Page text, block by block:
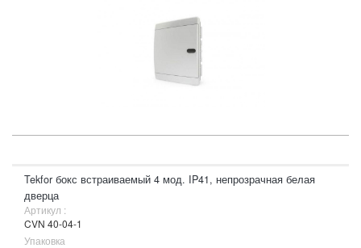
Tekfor бокс встраиваемый 4 мод. IP41, непрозрачная белая
дверца
Артикул :
CVN 40-04-1
Упаковка